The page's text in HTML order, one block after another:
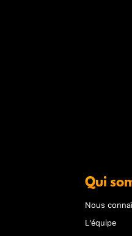
Qui
Nous
L'équipe